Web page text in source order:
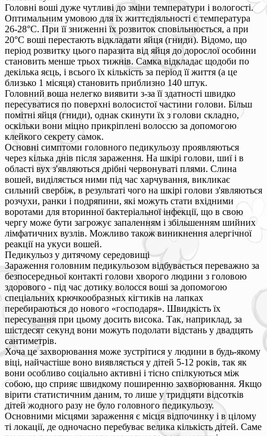
Головні воші дуже чутливі до зміни температури і вологості.
Оптимальним умовою для їх життєдіяльності є температура
26-28°C. При її зниженні їх розвиток сповільнюється, а при
20°C воші перестають відкладати яйця (гниди). Відомо, що
період розвитку цього паразита від яйця до дорослої особини
становить менше трьох тижнів. Самка відкладає щодоби по
декілька яєць, і всього їх кількість за період її життя (а це
близько 1 місяця) становить приблизно 140 штук.
Головний воша нелегко виявити з-за її здатності швидко
пересуватися по поверхні волосистої частини голови. Більш
помітні яйця (гниди), однак скинути їх з голови складно,
оскільки вони міцно прикріплені волоссю за допомогою
клейкого секрету самок.
Основні симптоми головного педикульозу проявляються
через кілька днів після зараження. На шкірі голови, шиї і в
області вух з'являються дрібні червонуваті плями. Слина
вошей, виділяється ними під час харчування, викликає
сильний свербіж, в результаті чого на шкірі голови з'являються
розчухи, ранки і подряпини, які можуть стати вхідними
воротами для вторинної бактеріальної інфекції, що в свою
чергу може бути загрожує запаленням і збільшенням шийних
лімфатичних вузлів. Можливо також виникнення алергічної
реакції на укуси вошей.
Педикульоз у дитячому середовищі
Зараження головним педикульозом відбувається переважно за
безпосередньої контакті голови хворого людини з головою
здорового - під час дотику волосся воші за допомогою
спеціальних крючкообразных кігтиків на лапках
перебираються до нового «господаря». Швидкість їх
пересування при цьому досить висока. Так, наприклад, за
шістдесят секунд вони можуть подолати відстань у двадцять
сантиметрів.
Хоча це захворювання може зустрітися у людини в будь-якому
віці, найчастіше воно виявляється у дітей 5-12 років, так як
вони особливо соціально активні і тісно спілкуються між
собою, що сприяє швидкому поширенню захворювання. Якщо
вірити статистичним даним, то лише у тридцяти відсотків
дітей жодного разу не було головного педикульозу.
Основними місцями зараження є місця відпочинку і в цілому
ті локації, де одночасно перебуває велика кількість дітей. Саме